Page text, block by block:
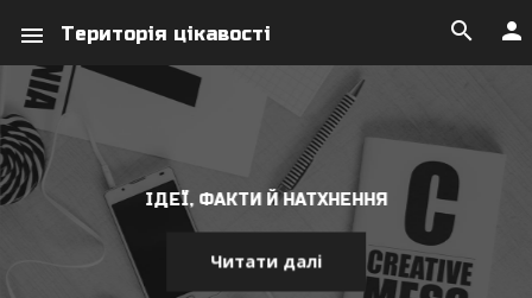
menu Територія цікавості person
search
ІДЕЇ, ФАКТИ Й НАТХНЕННЯ
Читати далі